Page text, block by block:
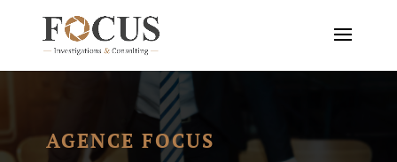
AGENCE FOCUS